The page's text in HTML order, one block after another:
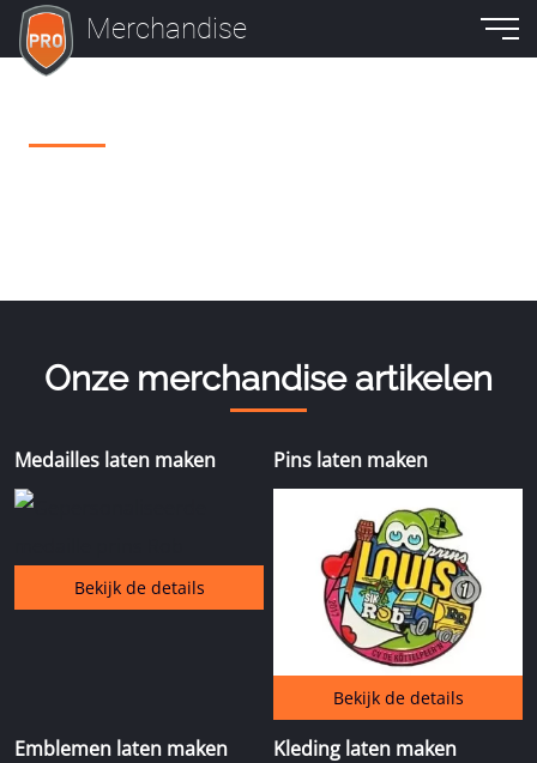
Merchandise
Onze merchandise artikelen
Medailles laten maken
Bekijk de details
Pins laten maken
Bekijk de details
Emblemen laten maken Kleding laten maken